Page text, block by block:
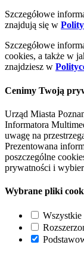
Szczegółowe
znajdują się w
Szczegółowe
cookies, a także w
znajdziesz w
Cenimy Twoją
Urząd Miasta
Informatora
uwagę na
Prezentowana
poszczególne
prywatności i
Wybrane pliki
Wszystkie